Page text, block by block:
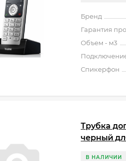
Бренд
Гарантия
Объем - м3
Спикерфон
Трубка
черный
В НАЛИЧИИ